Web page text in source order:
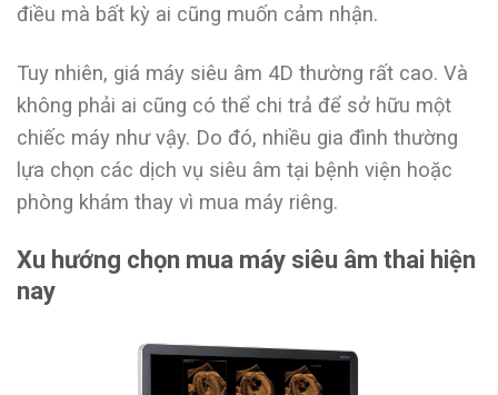
điều mà bất kỳ ai cũng muốn cảm nhận.
Tuy nhiên, giá máy siêu âm 4D thường rất cao. Và
không phải ai cũng có thể chi trả để sở hữu một
chiếc máy như vậy. Do đó, nhiều gia đình thường
lựa chọn các dịch vụ siêu âm tại bệnh viện hoặc
phòng khám thay vì mua máy riêng.
Xu hướng chọn mua máy siêu âm thai hiện
nay